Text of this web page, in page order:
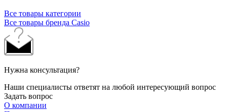
Все товары категории
Все товары бренда Casio
Нужна консультация?
Наши специалисты ответят на любой интересующий вопрос
Задать вопрос
О компании